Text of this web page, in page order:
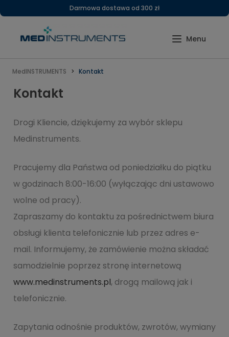
Darmowa dostawa od 300 zł
MedINSTRUMENTS Kontakt
Kontakt
Drogi Kliencie, dziękujemy za wybór sklepu
Medinstruments.
Pracujemy dla Państwa od poniedziałku do piątku
w godzinach 8:00-16:00 (wyłączając dni ustawowo
wolne od pracy).
Zapraszamy do kontaktu za pośrednictwem biura
obsługi klienta telefonicznie lub przez adres e-
mail. Informujemy, że zamówienie można składać
samodzielnie poprzez stronę internetową
www.medinstruments.pl, drogą mailową jak i
telefonicznie.
Zapytania odnośnie produktów, zwrotów, wymiany